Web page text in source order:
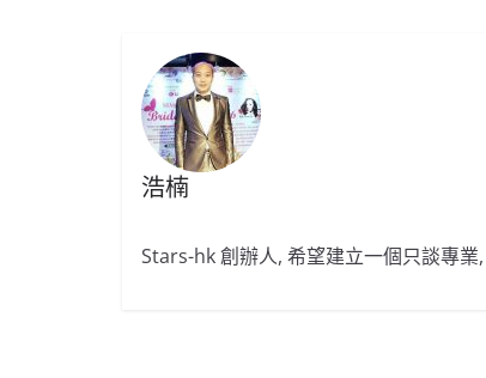
浩楠
Stars-hk 創辦人, 希望建立一個只談專業